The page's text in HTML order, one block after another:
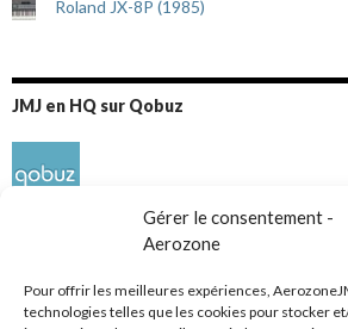
Gérer le consentement -
Aerozone
Pour offrir les meilleures expériences,
technologies telles que les cookies pour stocker
Roland JX-8P (1985)
JMJ en HQ sur Qobuz